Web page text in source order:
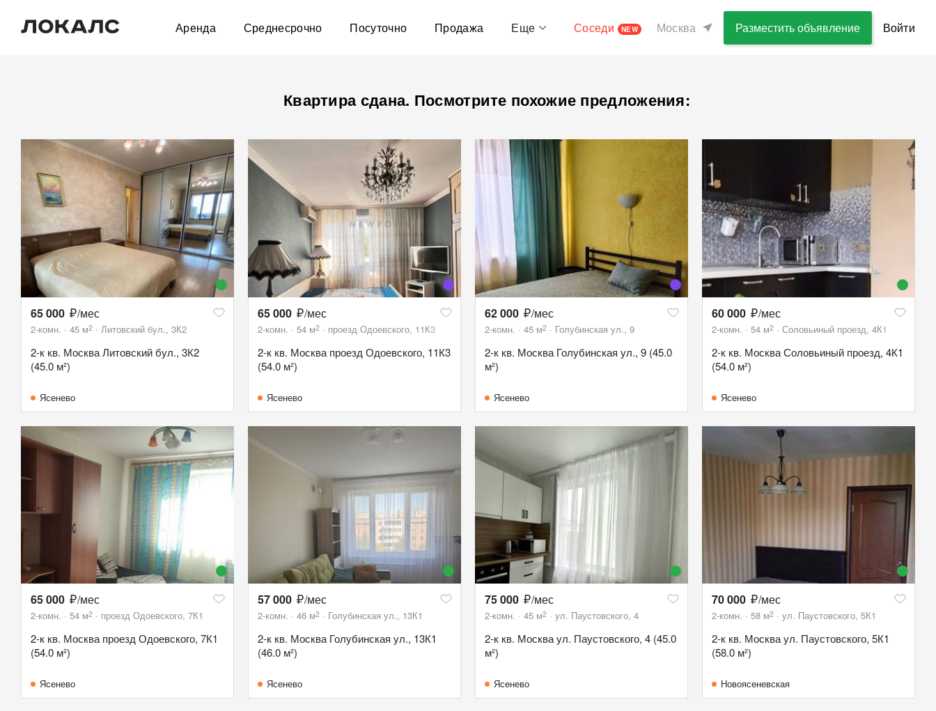
Аренда Среднесрочно Посуточно Продажа Еще Соседи NEW Москва Разместить объявление Войти
Квартира сдана. Посмотрите похожие предложения:
65 000 /мес
2-комн. 45 м2 Литовский бул., 3К2
2-к кв. Москва Литовский бул., 3К2
(45.0 м²)
Ясенево
65 000 /мес
2-комн. 54 м2 проезд Одоевского, 11К3
2-к кв. Москва проезд Одоевского, 11К3
(54.0 м²)
Ясенево
62 000 /мес
2-комн. 45 м2 Голубинская ул., 9
2-к кв. Москва Голубинская ул., 9 (45.0
м²)
Ясенево
60 000 /мес
2-комн. 54 м2 Соловьиный проезд, 4К1
2-к кв. Москва Соловьиный проезд, 4К1
(54.0 м²)
Ясенево
65 000 /мес
2-комн. 54 м2 проезд Одоевского, 7К1
2-к кв. Москва проезд Одоевского, 7К1
(54.0 м²)
Ясенево
57 000 /мес
2-комн. 46 м2 Голубинская ул., 13К1
2-к кв. Москва Голубинская ул., 13К1
(46.0 м²)
Ясенево
75 000 /мес
2-комн. 45 м2 ул. Паустовского, 4
2-к кв. Москва ул. Паустовского, 4 (45.0
м²)
Ясенево
70 000 /мес
2-комн. 58 м2 ул. Паустовского, 5К1
2-к кв. Москва ул. Паустовского, 5К1
(58.0 м²)
Новоясеневская